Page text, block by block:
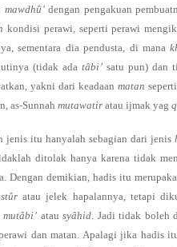
mawdhû’dengan pengakuan
kondisi perawi, seperti perawi
sementara dia pendusta, di mana
(tidak ada tâbi’satu pun) dan
yakni dari keadaanmatan
as-Sunnah mutawatir atau ijmak yag
jenis itu hanyalah sebagian dari jenis
ditolak hanya karena tidak
Dengan demikian, hadis itu
atau jelek hapalannya, tetapi
mutâbi’ atausyâhid. Jadi tidak boleh
dan matan. Apalagi jika hadis